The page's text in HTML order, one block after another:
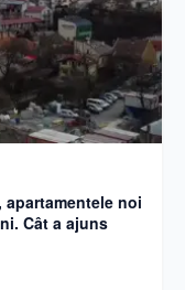
noi
Cât a ajuns